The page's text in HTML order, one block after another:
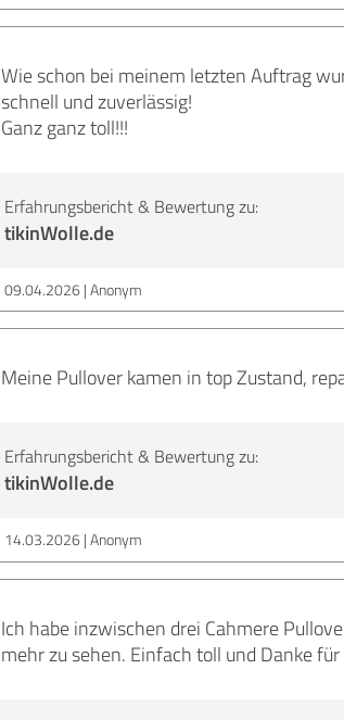
Wie schon bei meinem letzten Auftrag
schnell und zuverlässig!
Ganz ganz toll!!!
Erfahrungsbericht & Bewertung zu:
tikinWolle.de
09.04.2026 Anonym
Meine Pullover kamen in top Zustand,
Erfahrungsbericht & Bewertung zu:
tikinWolle.de
14.03.2026 Anonym
Ich habe inzwischen drei Cahmere
mehr zu sehen. Einfach toll und Danke